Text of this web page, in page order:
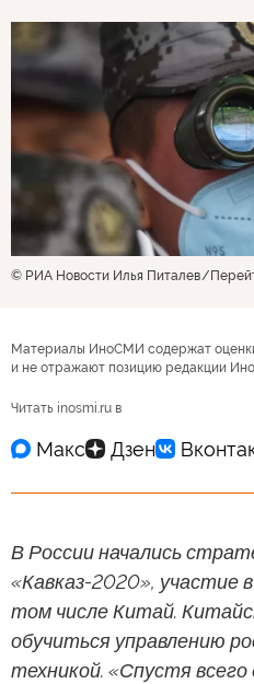
© РИА Новости Илья Питалев
Материалы ИноСМИ содержат
и не отражают позицию редакции
Читать inosmi.ru в
В России начались
«Кавказ-2020», участие
том числе Китай.
обучиться управлению
техникой. «Спустя всего